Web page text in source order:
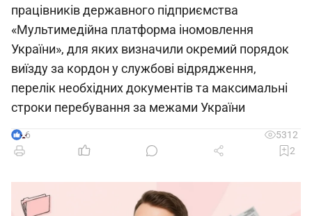
працівників державного підприємства
«Мультимедійна платформа іномовлення
України», для яких визначили окремий порядок
виїзду за кордон у службові відрядження,
перелік необхідних документів та максимальні
строки перебування за межами України
6
5312
2